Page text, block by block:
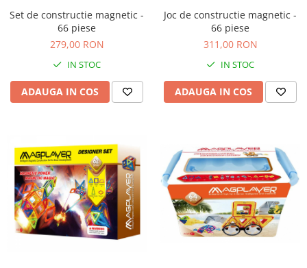
Set de constructie magnetic -
66 piese
279,00 RON
IN STOC
ADAUGA IN COS
Joc de constructie magnetic -
66 piese
311,00 RON
IN STOC
ADAUGA IN COS